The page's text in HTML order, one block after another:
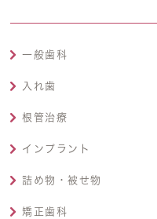
一般歯科
入れ歯
根管治療
インプラント
詰め物・被せ物
矯正歯科